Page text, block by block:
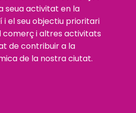
seua activitat en la
i el seu objectiu prioritari
comerç i altres activitats
de contribuir a la
de la nostra ciutat.